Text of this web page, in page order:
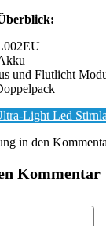
und Flutlicht
Light Led
in den
Kommentar